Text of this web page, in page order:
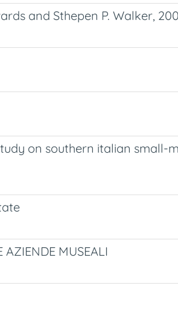
and Sthepen P. Walker,
on southern italian small-
AZIENDE MUSEALI